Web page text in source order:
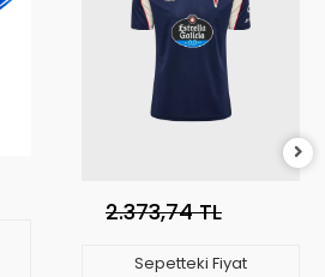
2.373,74 TL
Sepetteki Fiyat